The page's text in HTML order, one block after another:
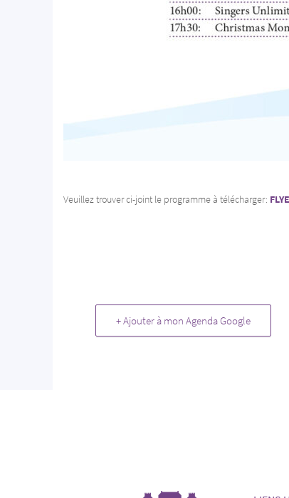
Veuillez trouver ci-joint le programme à télécharger:
+ Ajouter à mon Agenda Google